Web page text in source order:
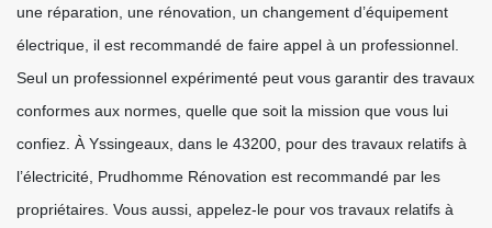
une réparation, une rénovation, un changement d’équipement
électrique, il est recommandé de faire appel à un professionnel.
Seul un professionnel expérimenté peut vous garantir des travaux
conformes aux normes, quelle que soit la mission que vous lui
confiez. À Yssingeaux, dans le 43200, pour des travaux relatifs à
l’électricité, Prudhomme Rénovation est recommandé par les
propriétaires. Vous aussi, appelez-le pour vos travaux relatifs à